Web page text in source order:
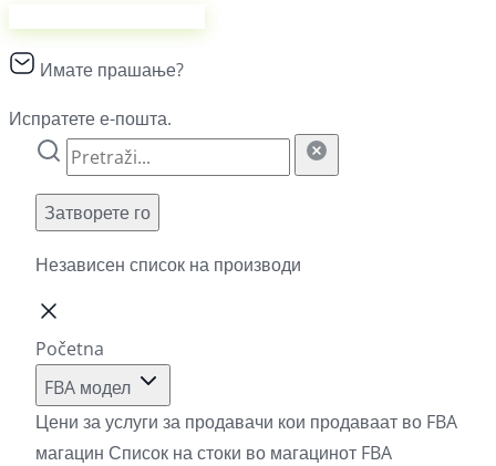
Имате прашање?
Испратете е-пошта.
Затворете го
Независен список на производи
Početna
FBA модел
Цени за услуги за продавачи кои продаваат во FBA
магацин Список на стоки во магацинот FBA